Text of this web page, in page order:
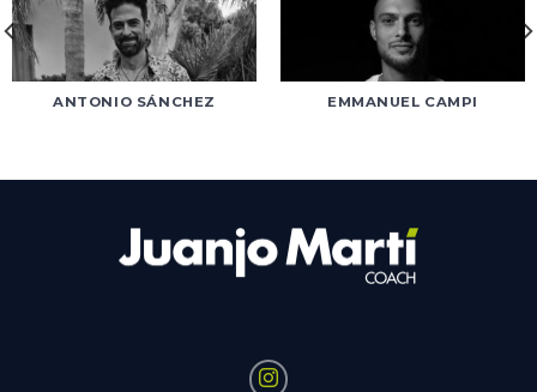
ANTONIO SÁNCHEZ EMMANUEL CAMPI